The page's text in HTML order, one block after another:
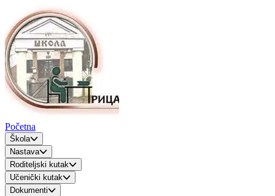
Početna
Škola
Nastava
Roditeljski kutak
Učenički kutak
Dokumenti